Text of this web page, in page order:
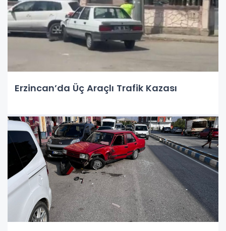
Erzincan’da Üç Araçlı Trafik Kazası